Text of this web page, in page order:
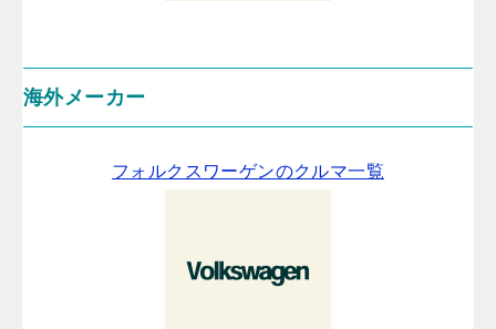
海外メーカー
フォルクスワーゲンのクルマ一覧